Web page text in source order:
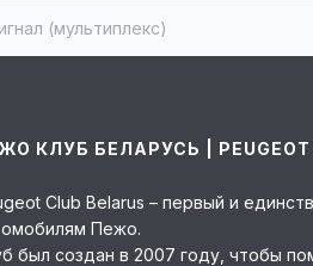
(мультиплекс)
КЛУБ БЕЛАРУСЬ | PEUGEOT
Club Belarus – первый и
Пежо.
был создан в 2007 году, чтобы